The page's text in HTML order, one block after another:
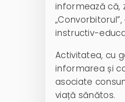
informează că,
instructiv-
Activitatea, cu
informarea și
asociate
viață sănătos.